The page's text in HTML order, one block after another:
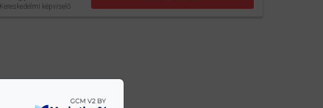
Kereskedelmi képviselő